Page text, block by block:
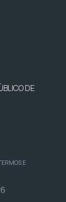
DE
E